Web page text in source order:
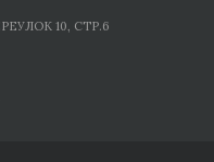
10, СТР.6